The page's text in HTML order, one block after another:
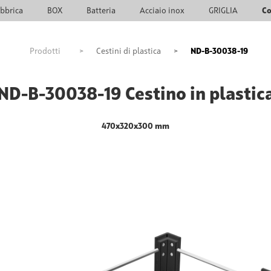
BOX Batteria Acciaio inox GRIGLIA
Prodotti > Cestini di plastica > ND-B-30038-19
B-30038-19 Cestino in
470x320x300 mm